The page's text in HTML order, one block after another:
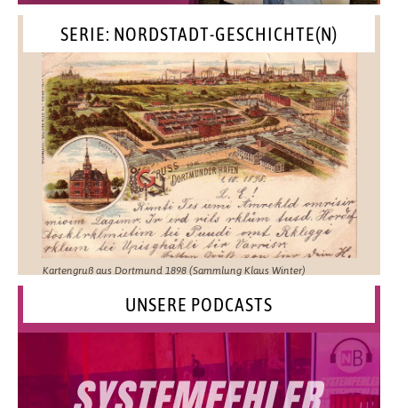
SERIE: NORDSTADT-GESCHICHTE(N)
Kartengruß aus Dortmund 1898 (Sammlung Klaus Winter)
UNSERE PODCASTS